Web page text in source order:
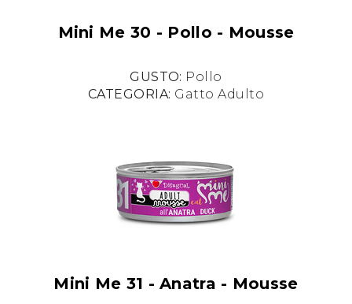
Mini Me 30 - Pollo - Mousse
GUSTO: Pollo
CATEGORIA: Gatto Adulto
Mini Me 31 - Anatra - Mousse